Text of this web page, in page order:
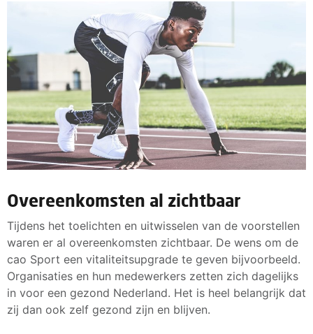
Overeenkomsten al zichtbaar
Tijdens het toelichten en uitwisselen van de voorstellen
waren er al overeenkomsten zichtbaar. De wens om de
cao Sport een vitaliteitsupgrade te geven bijvoorbeeld.
Organisaties en hun medewerkers zetten zich dagelijks
in voor een gezond Nederland. Het is heel belangrijk dat
zij dan ook zelf gezond zijn en blijven.